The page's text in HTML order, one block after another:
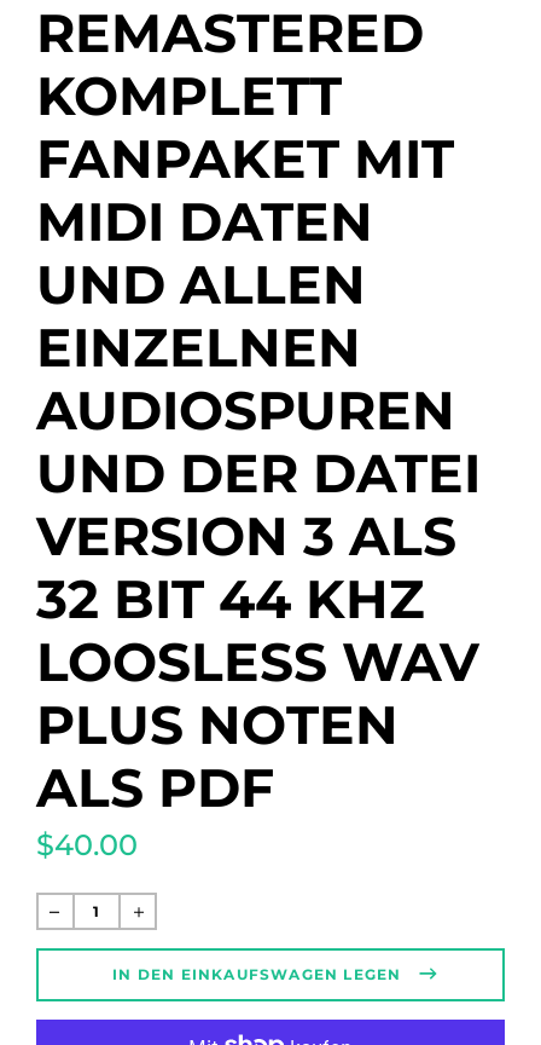
REMASTERED
KOMPLETT
FANPAKET MIT
MIDI DATEN
UND ALLEN
EINZELNEN
AUDIOSPUREN
UND DER DATEI
VERSION 3 ALS
32 BIT 44 KHZ
LOOSLESS WAV
PLUS NOTEN
ALS PDF
$40.00
Normaler
Preis
IN DEN EINKAUFSWAGEN LEGEN